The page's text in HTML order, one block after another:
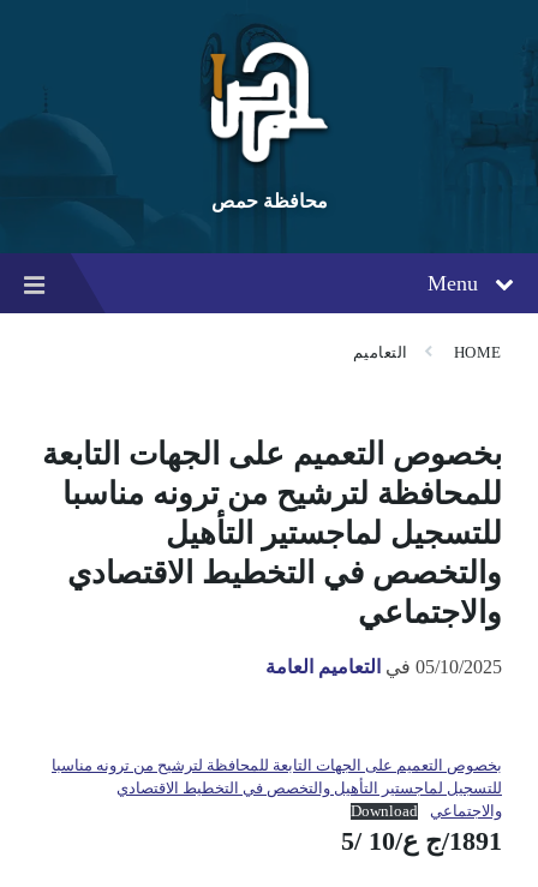
content
main
navigation
footer
محافظة حمص
Menu
HOME التعاميم
بخصوص التعميم على الجهات التابعة
للمحافظة لترشيح من ترونه مناسبا
للتسجيل لماجستير التأهيل
والتخصص في التخطيط الاقتصادي
والاجتماعي
05/10/2025 في التعاميم العامة
بخصوص التعميم على الجهات التابعة للمحافظة لترشيح من ترونه مناسبا
للتسجيل لماجستير التأهيل والتخصص في التخطيط الاقتصادي
والاجتماعي
Download
1891/ج ع/10 /5